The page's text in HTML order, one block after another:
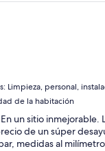
Limpieza, personal,
de la habitación
un sitio inmejorable.
de un súper
medidas al